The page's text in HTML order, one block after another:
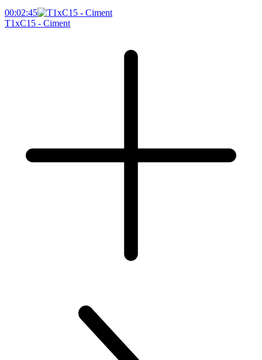
00:02:45
T1xC15 - Ciment